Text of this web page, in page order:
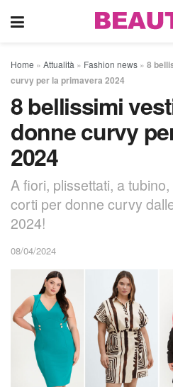
Home » Attualità » Fashion news » 8
curvy per la primavera 2024
8 bellissimi
donne curvy
2024
A fiori, plissettati, a
corti per donne curvy
2024!
08/04/2024